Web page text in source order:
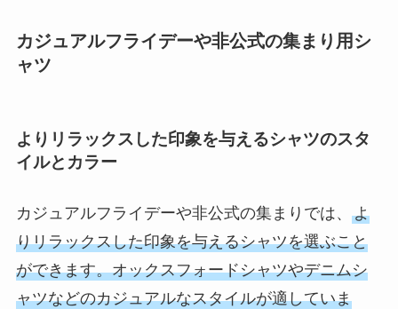
カジュアルフライデーや非公式の集まり用シ
ャツ
よりリラックスした印象を与えるシャツのスタ
イルとカラー
カジュアルフライデーや非公式の集まりでは、 よ
りリラックスした印象を与えるシャツを選ぶこと
ができます。オックスフォードシャツやデニムシ
ャツなどのカジュアルなスタイルが適していま